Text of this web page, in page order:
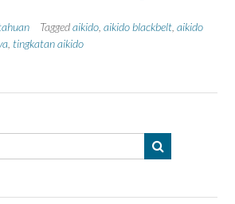
blackbelt
Aikido”
Taggedaikido aikido blackbelt aikido
tingkatan aikido